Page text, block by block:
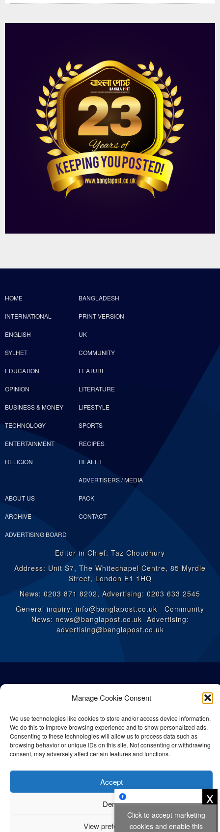
Manage Cookie Consent
We use technologies like cookies to store and/or access device information.
We do this to improve browsing experience and to show personalized ads.
Consenting to these technologies will allow us to process data such as
browsing behavior or unique IDs on this site. Not consenting or withdrawing
consent, may adversely affect certain features and functions.
Accept
Deny
View preferences
HOME BANGLADESH
INTERNATIONAL PRINT VERSION
ENGLISH UK
SYLHET COMMUNITY
EDUCATION FEATURE
OPINION LITERATURE
BUSINESS & MONEY LIFESTYLE
TECHNOLOGY SPORTS
ENTERTAINMENT RECIPES
RELIGION HEALTH
ABOUT US
ADVERTISERS / MEDIA
PACK
ARCHIVE CONTACT
ADVERTISING BOARD
Editor in Chief: Taz Choudhury
Address: Unit S7, The Whitechapel Centre, 85 Myrdle
Street, London E1 1HQ
News: 0203 871 8202, Advertising: 0203 633 2545
General inquiry: info@banglapost.co.uk Community
News: news@banglapost.co.uk Advertising:
advertising@banglapost.co.uk
© All rights reserved Bangla Post2026| Any unauthorised use or
reproduction of our content is strictly prohibited.
Privacy Policy Cookie Policy
x
Click to accept marketing
cookies and enable this